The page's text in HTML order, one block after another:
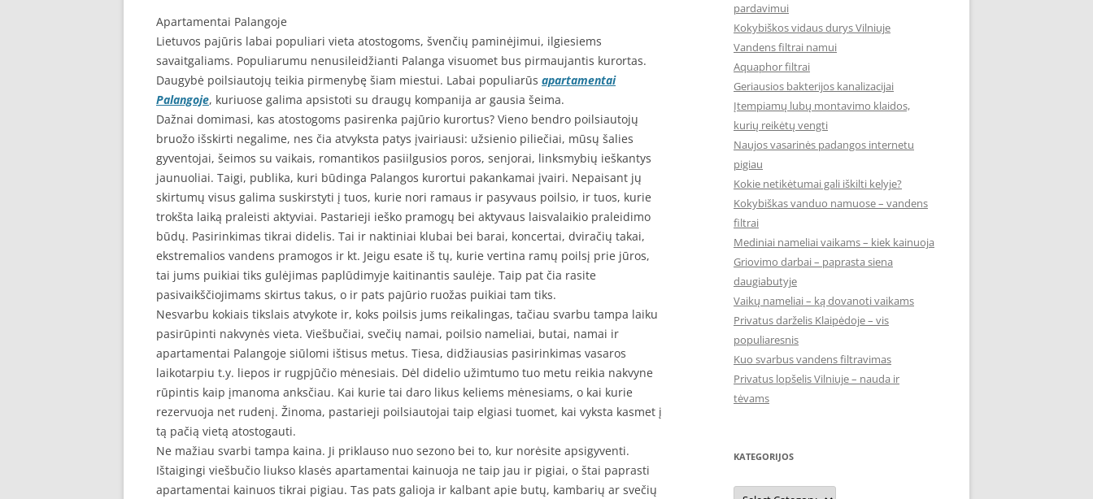
Apartamentai Palangoje
Lietuvos pajūris labai populiari vieta atostogoms, švenčių paminėjimui, ilgiesiems
savaitgaliams. Populiarumu nenusileidžianti Palanga visuomet bus pirmaujantis kurortas.
Daugybė poilsiautojų teikia pirmenybę šiam miestui. Labai populiarūs apartamentai
Palangoje, kuriuose galima apsistoti su draugų kompanija ar gausia šeima.
Dažnai domimasi, kas atostogoms pasirenka pajūrio kurortus? Vieno bendro poilsiautojų
bruožo išskirti negalime, nes čia atvyksta patys įvairiausi: užsienio piliečiai, mūsų šalies
gyventojai, šeimos su vaikais, romantikos pasiilgusios poros, senjorai, linksmybių ieškantys
jaunuoliai. Taigi, publika, kuri būdinga Palangos kurortui pakankamai įvairi. Nepaisant jų
skirtumų visus galima suskirstyti į tuos, kurie nori ramaus ir pasyvaus poilsio, ir tuos, kurie
trokšta laiką praleisti aktyviai. Pastarieji ieško pramogų bei aktyvaus laisvalaikio praleidimo
būdų. Pasirinkimas tikrai didelis. Tai ir naktiniai klubai bei barai, koncertai, dviračių takai,
ekstremalios vandens pramogos ir kt. Jeigu esate iš tų, kurie vertina ramų poilsį prie jūros,
tai jums puikiai tiks gulėjimas paplūdimyje kaitinantis saulėje. Taip pat čia rasite
pasivaikščiojimams skirtus takus, o ir pats pajūrio ruožas puikiai tam tiks.
Nesvarbu kokiais tikslais atvykote ir, koks poilsis jums reikalingas, tačiau svarbu tampa laiku
pasirūpinti nakvynės vieta. Viešbučiai, svečių namai, poilsio nameliai, butai, namai ir
apartamentai Palangoje siūlomi ištisus metus. Tiesa, didžiausias pasirinkimas vasaros
laikotarpiu t.y. liepos ir rugpjūčio mėnesiais. Dėl didelio užimtumo tuo metu reikia nakvyne
rūpintis kaip įmanoma anksčiau. Kai kurie tai daro likus keliems mėnesiams, o kai kurie
rezervuoja net rudenį. Žinoma, pastarieji poilsiautojai taip elgiasi tuomet, kai vyksta kasmet į
tą pačią vietą atostogauti.
Ne mažiau svarbi tampa kaina. Ji priklauso nuo sezono bei to, kur norėsite apsigyventi.
Ištaigingi viešbučio liukso klasės apartamentai kainuoja ne taip jau ir pigiai, o štai paprasti
apartamentai kainuos tikrai pigiau. Tas pats galioja ir kalbant apie butų, kambarių ar svečių
pardavimui
Kokybiškos vidaus durys Vilniuje
Vandens filtrai namui
Aquaphor filtrai
Geriausios bakterijos kanalizacijai
Įtempiamų lubų montavimo klaidos,
kurių reikėtų vengti
Naujos vasarinės padangos internetu
pigiau
Kokie netikėtumai gali iškilti kelyje?
Kokybiškas vanduo namuose – vandens
filtrai
Mediniai nameliai vaikams – kiek kainuoja
Griovimo darbai – paprasta siena
daugiabutyje
Vaikų nameliai – ką dovanoti vaikams
Privatus darželis Klaipėdoje – vis
populiaresnis
Kuo svarbus vandens filtravimas
Privatus lopšelis Vilniuje – nauda ir
tėvams
KATEGORIJOS
Kategorijos